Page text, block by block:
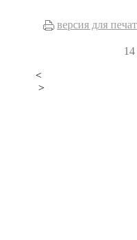
версия для
14
<
>